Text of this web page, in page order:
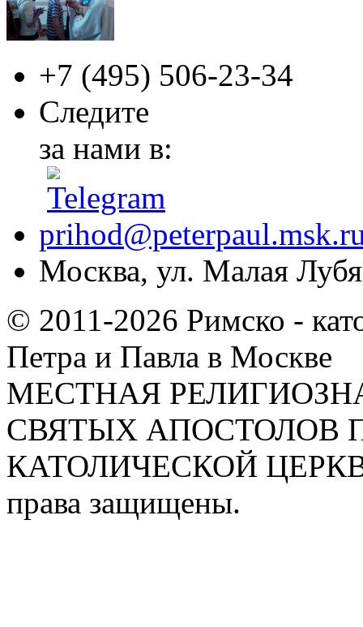
+7 (495) 506-23-34
Следите
за нами в:
Москва, ул. Малая
© 2011-2026 Римско -
Петра и Павла в Москве
МЕСТНАЯ
СВЯТЫХ АПОСТОЛОВ
КАТОЛИЧЕСКОЙ
права защищены.